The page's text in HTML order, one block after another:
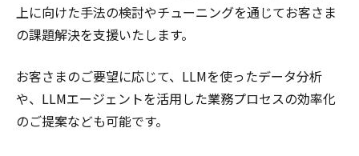
上に向けた手法の検討やチューニングを通じてお客さま
の課題解決を支援いたします。
お客さまのご要望に応じて、LLMを使ったデータ分析
や、LLMエージェントを活用した業務プロセスの効率化
のご提案なども可能です。